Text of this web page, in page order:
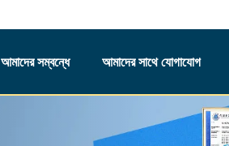
আমাদের সম্বন্ধে আমাদের সাথে যোগাযোগ